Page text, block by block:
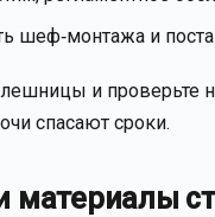
шеф‑монтажа и
и проверьте
спасают сроки.
материалы